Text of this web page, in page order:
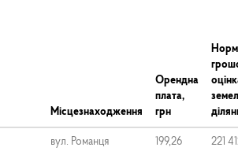
Місцезнаходження
Орендна
плата,
грн
вул. Романця
199,26 221